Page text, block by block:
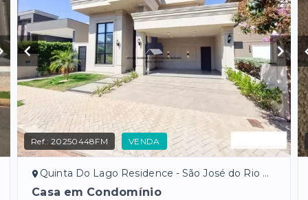
Ref.:20250448FM VENDA
Quinta Do Lago Residence - São José do Rio Preto/SP
Casa em Condomínio